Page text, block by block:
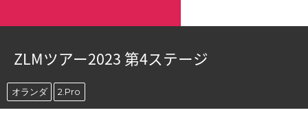
ZLMツアー2023 第4ステージ
オランダ 2.Pro